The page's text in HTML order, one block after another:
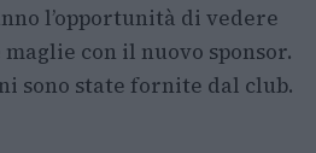
l’opportunità di vedere
con il nuovo sponsor.
sono state fornite dal club.